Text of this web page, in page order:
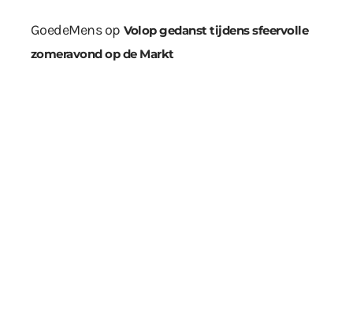
GoedeMensop Volop gedanst tijdens sfeervolle
zomeravond op de Markt